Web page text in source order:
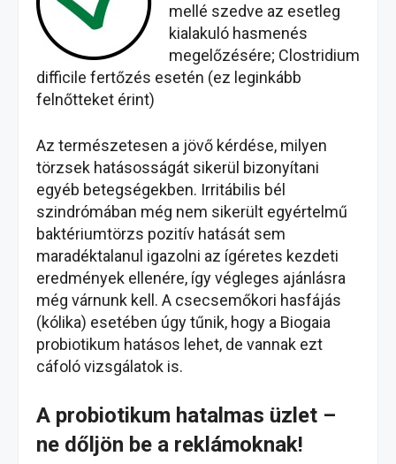
mellé szedve az esetleg
kialakuló hasmenés
megelőzésére; Clostridium
difficile fertőzés esetén (ez leginkább
felnőtteket érint)
Az természetesen a jövő kérdése, milyen
törzsek hatásosságát sikerül bizonyítani
egyéb betegségekben. Irritábilis bél
szindrómában még nem sikerült egyértelmű
baktériumtörzs pozitív hatását sem
maradéktalanul igazolni az ígéretes kezdeti
eredmények ellenére, így végleges ajánlásra
még várnunk kell. A csecsemőkori hasfájás
(kólika) esetében úgy tűnik, hogy a Biogaia
probiotikum hatásos lehet, de vannak ezt
cáfoló vizsgálatok is.
A probiotikum hatalmas üzlet –
ne dőljön be a reklámoknak!